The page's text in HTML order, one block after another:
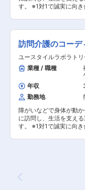
は面談時にお伝えします ◎最初は先輩スタッフが
します。未経験の方も
す。 ※1対1で誠実に向き合え
※日勤と夜勤月12回程度 ■見守り・対話：状態の
変化に気を配りながら
家事援助（洗濯、掃除
起床・就寝・入浴・食
ア： たんの吸引、経
など ※詳細は面談時にお伝え
輩スタッフが必ず同行
徹底的に指導します。未
長できます。
訪問介護のコーデ
ユースタイルラボラト
業種 / 職種
年収
勤務地
障がいなどで身体が動
に訪問し、生活を支え
す。 ※1対1で誠実に向き合え
育など働きやすい環境
いします。 質問や相談
られる社員さんとして活躍
Previous Page